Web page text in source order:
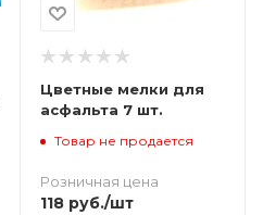
Цветные мелки для
асфальта 7 шт.
Товар не продается
Розничная цена
118руб./шт